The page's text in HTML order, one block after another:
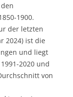
1900.
der letzten
2024) ist die
und liegt
2020 und
von